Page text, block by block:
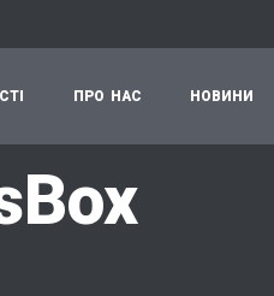
СТ П РО Н АС Н О В И Н И